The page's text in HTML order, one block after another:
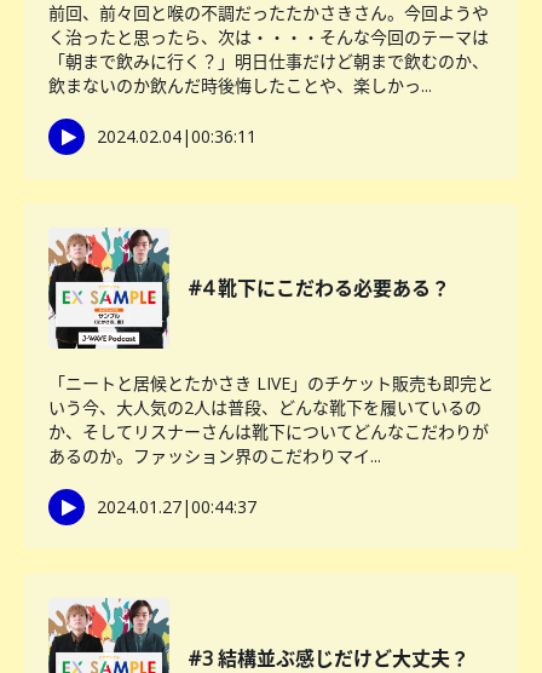
前回、前々回と喉の不調だったたかさきさん。今回ようや
く治ったと思ったら、次は・・・・そんな今回のテーマは
「朝まで飲みに行く？」明日仕事だけど朝まで飲むのか、
飲まないのか飲んだ時後悔したことや、楽しかっ...
2024.02.04|00:36:11
#4 靴下にこだわる必要ある？
「ニートと居候とたかさき LIVE」のチケット販売も即完と
いう今、大人気の2人は普段、どんな靴下を履いているの
か、そしてリスナーさんは靴下についてどんなこだわりが
あるのか。ファッション界のこだわりマイ...
2024.01.27|00:44:37
#3 結構並ぶ感じだけど大丈夫？